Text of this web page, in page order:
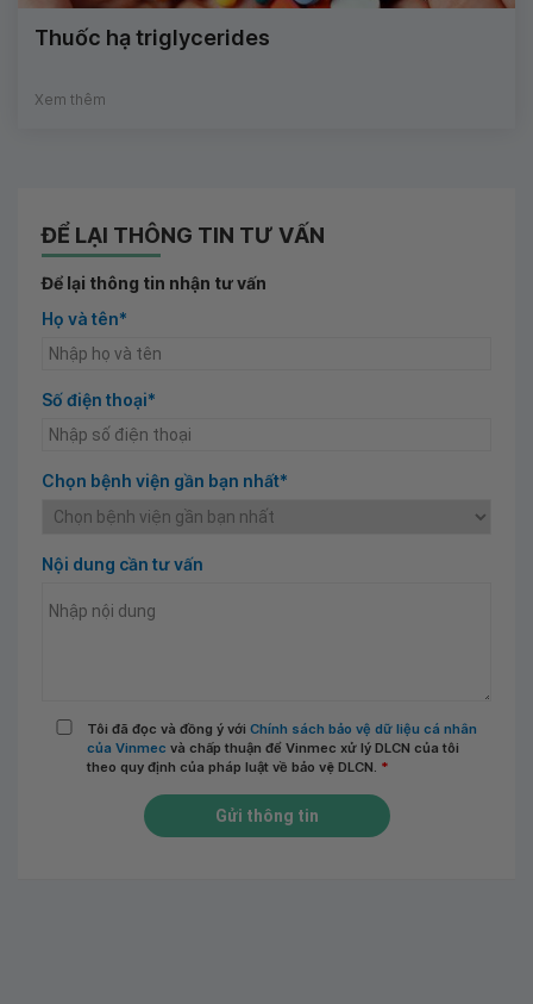
Thuốc hạ triglycerides
Xem thêm
ĐỂ LẠI THÔNG TIN TƯ VẤN
Để lại thông tin nhận tư vấn
Họ và tên*
Số điện thoại*
Chọn bệnh viện gần bạn nhất*
Nội dung cần tư vấn
Tôi đã đọc và đồng ý với Chính sách bảo vệ dữ liệu cá nhân
của Vinmec và chấp thuận để Vinmec xử lý DLCN của tôi
theo quy định của pháp luật về bảo vệ DLCN. *
Gửi thông tin